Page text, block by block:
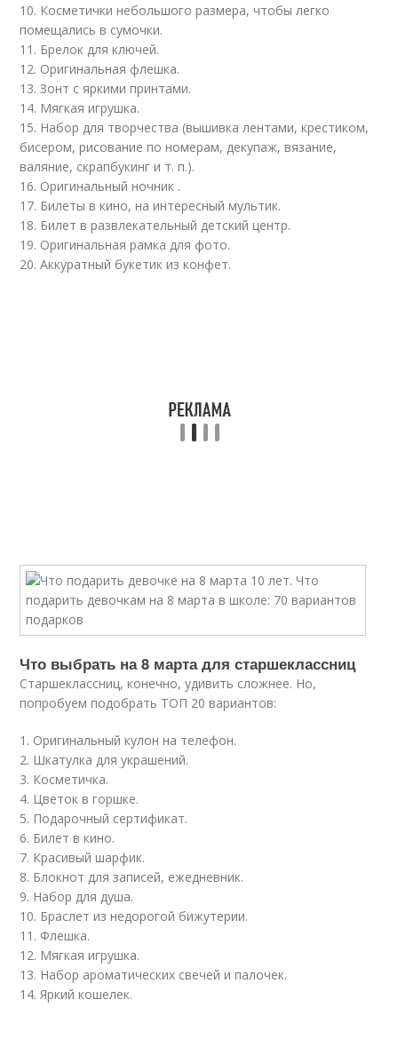
10. Косметички небольшого размера, чтобы легко
помещались в сумочки.
11. Брелок для ключей.
12. Оригинальная флешка.
13. Зонт с яркими принтами.
14. Мягкая игрушка.
15. Набор для творчества (вышивка лентами, крестиком,
бисером, рисование по номерам, декупаж, вязание,
валяние, скрапбукинг и т. п.).
16. Оригинальный ночник .
17. Билеты в кино, на интересный мультик.
18. Билет в развлекательный детский центр.
19. Оригинальная рамка для фото.
20. Аккуратный букетик из конфет.
Что выбрать на 8 марта для старшеклассниц
Старшеклассниц, конечно, удивить сложнее. Но,
попробуем подобрать ТОП 20 вариантов:
1. Оригинальный кулон на телефон.
2. Шкатулка для украшений.
3. Косметичка.
4. Цветок в горшке.
5. Подарочный сертификат.
6. Билет в кино.
7. Красивый шарфик.
8. Блокнот для записей, ежедневник.
9. Набор для душа.
10. Браслет из недорогой бижутерии.
11. Флешка.
12. Мягкая игрушка.
13. Набор ароматических свечей и палочек.
14. Яркий кошелек.